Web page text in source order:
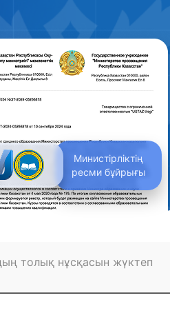
Министірліктің
ресми бұйрығы
толық нұсқасын жүктеп